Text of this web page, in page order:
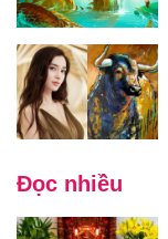
Đọc nhiều